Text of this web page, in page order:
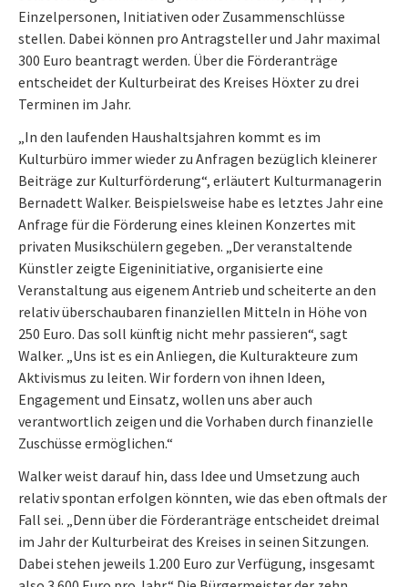
Einzelpersonen, Initiativen oder Zusammenschlüsse
stellen. Dabei können pro Antragsteller und Jahr maximal
300 Euro beantragt werden. Über die Förderanträge
entscheidet der Kulturbeirat des Kreises Höxter zu drei
Terminen im Jahr.
„In den laufenden Haushaltsjahren kommt es im
Kulturbüro immer wieder zu Anfragen bezüglich kleinerer
Beiträge zur Kulturförderung“, erläutert Kulturmanagerin
Bernadett Walker. Beispielsweise habe es letztes Jahr eine
Anfrage für die Förderung eines kleinen Konzertes mit
privaten Musikschülern gegeben. „Der veranstaltende
Künstler zeigte Eigeninitiative, organisierte eine
Veranstaltung aus eigenem Antrieb und scheiterte an den
relativ überschaubaren finanziellen Mitteln in Höhe von
250 Euro. Das soll künftig nicht mehr passieren“, sagt
Walker. „Uns ist es ein Anliegen, die Kulturakteure zum
Aktivismus zu leiten. Wir fordern von ihnen Ideen,
Engagement und Einsatz, wollen uns aber auch
verantwortlich zeigen und die Vorhaben durch finanzielle
Zuschüsse ermöglichen.“
Walker weist darauf hin, dass Idee und Umsetzung auch
relativ spontan erfolgen könnten, wie das eben oftmals der
Fall sei. „Denn über die Förderanträge entscheidet dreimal
im Jahr der Kulturbeirat des Kreises in seinen Sitzungen.
Dabei stehen jeweils 1.200 Euro zur Verfügung, insgesamt